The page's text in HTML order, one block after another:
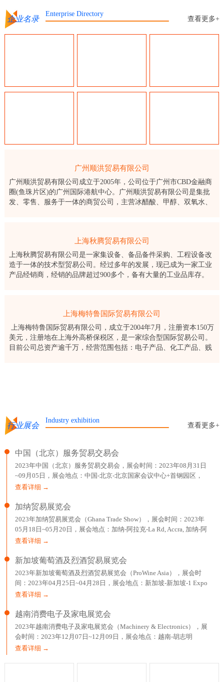
企业名录
Enterprise Directory
查看更多+
广州顺洪贸易有限公司
广州顺洪贸易有限公司成立于2005年，公司位于广州市CBD金融商
圈(鱼珠片区)的广州国际港航中心。广州顺洪贸易有限公司是集批
发、零售、服务于一体的商贸公司，主营冰醋酸、甲醇、双氧水、
上海秋腾贸易有限公司
上海秋腾贸易有限公司是一家集设备、备品备件采购、工程设备改
造于一体的技术型贸易公司。经过多年的发展，现已成为一家工业
产品经销商，经销的品牌超过900多个，备有大量的工业品库存。
上海梅特鲁国际贸易有限公司
上海梅特鲁国际贸易有限公司，成立于2004年7月，注册资本150万
美元，注册地在上海外高桥保税区，是一家综合型国际贸易公司。
目前公司总资产逾千万，经营范围包括：电子产品、化工产品、贱
行业展会
Industry exhibition
查看更多+
中国（北京）服务贸易交易会
2023年中国（北京）服务贸易交易会，展会时间：2023年08月31日
~09月05日，展会地点：中国-北京-北京国家会议中心+首钢园区，
主办方：中华人民共和国商务部、北京市人民政府，举办
查看详细 →
加纳贸易展览会
2023年加纳贸易展览会（Ghana Trade Show），展会时间：2023年
05月18日~05月20日，展会地点：加纳-阿拉克-La Rd, Accra, 加纳-阿
克拉国际贸易展览中心，主办方：EXPOMAG，举办周期：一年一
查看详细 →
新加坡葡萄酒及烈酒贸易展览会
2023年新加坡葡萄酒及烈酒贸易展览会（ProWine Asia），展会时
间：2023年04月25日~04月28日，展会地点：新加坡-新加坡-1 Expo
Drive Singapore 486150 Singapore-新加坡博览中心，主办方：英富
查看详细 →
越南消费电子及家电展览会
2023年越南消费电子及家电展览会（Machinery & Electronics），展
会时间：2023年12月07日~12月09日，展会地点：越南-胡志明
市-799 Nguyen Van Linh,Tan Phu Ward,Dist 7-胡志明西贡会展中心，
查看详细 →